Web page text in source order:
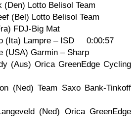
Lotto Belisol Team
(Bel) Lotto Belisol Team
FDJ-Big Mat
(Ita) Lampre – ISD 0:00:57
Garmin – Sharp
(Aus) Orica GreenEdge Cycling
Team Saxo Bank-Tinkoff
(Ned) Orica GreenEdge